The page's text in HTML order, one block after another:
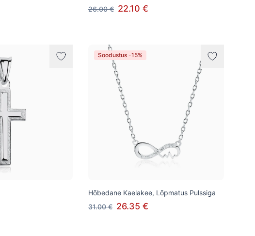
26.00 € 22.10 €
Soodustus -15%
Hõbedane Kaelakee, Lõpmatus Pulssiga
31.00 € 26.35 €